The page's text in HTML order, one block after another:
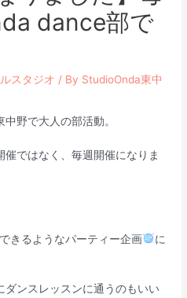
dance部で
スタジオ / By StudioOnda東中
野で大人の部活動。
ではなく、毎週開催になりま
きるようなパーティー企画
に
ダンスレッスンに通うのもいい